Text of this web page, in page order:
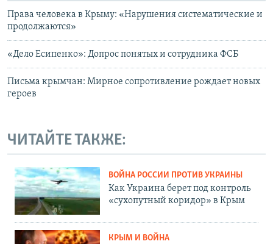
Права человека в Крыму: «Нарушения систематические и
продолжаются»
«Дело Есипенко»: Допрос понятых и сотрудника ФСБ
Письма крымчан: Мирное сопротивление рождает новых
героев
ЧИТАЙТЕ ТАКЖЕ:
ВОЙНА РОССИИ ПРОТИВ УКРАИНЫ
Как Украина берет под контроль
«сухопутный коридор» в Крым
КРЫМ И ВОЙНА